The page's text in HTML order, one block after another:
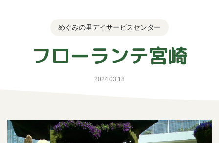
めぐみの里デイサービスセンター
フローランテ宮崎
2024.03.18